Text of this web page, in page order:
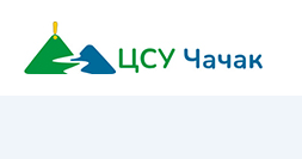
садржај